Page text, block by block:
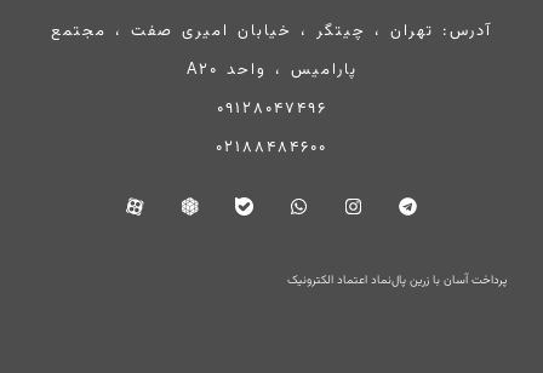
آدرس: تهران ، چیتگر ، خیابان امیری صفت ، مجتمع
پارامیس ، واحد A20
09128047496
02188484600
پرداخت آسان با زرین پالنماد اعتماد الکترونیک